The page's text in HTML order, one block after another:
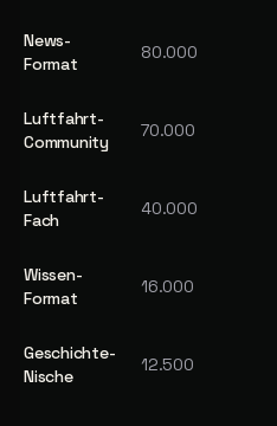
News-
Format
80.000
Luftfahrt-
Community
70.000
Luftfahrt-
Fach
40.000
Wissen-
Format
16.000
Geschichte-
Nische
12.500